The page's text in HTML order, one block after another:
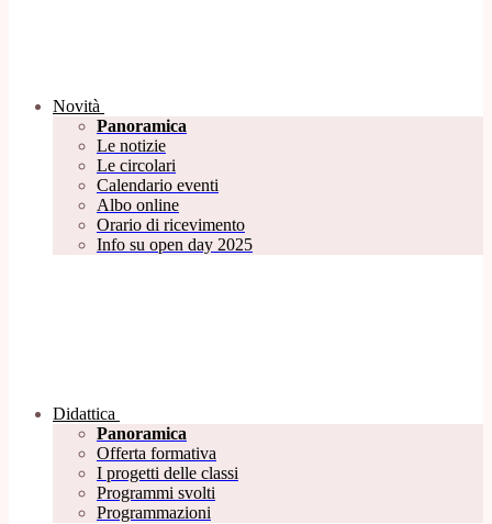
Novità
Panoramica
Le notizie
Le circolari
Calendario eventi
Albo online
Orario di ricevimento
Info su open day 2025
Didattica
Panoramica
Offerta formativa
I progetti delle classi
Programmi svolti
Programmazioni